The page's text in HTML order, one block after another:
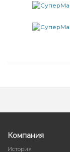
Компания
История